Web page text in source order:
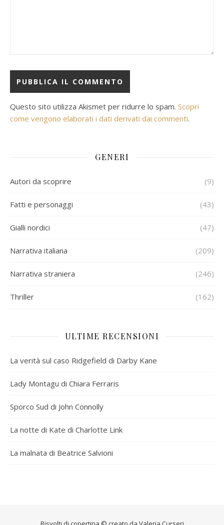
Questo sito utilizza Akismet per ridurre lo spam. Scopri
come vengono elaborati i dati derivati dai commenti.
GENERI
Autori da scoprire (9)
Fatti e personaggi (43)
Gialli nordici (47)
Narrativa italiana (209)
Narrativa straniera (246)
Thriller (162)
ULTIME RECENSIONI
La verità sul caso Ridgefield di Darby Kane
Lady Montagu di Chiara Ferraris
Sporco Sud di John Connolly
La notte di Kate di Charlotte Link
La malnata di Beatrice Salvioni